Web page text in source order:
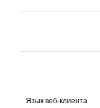
Язык веб-клиента